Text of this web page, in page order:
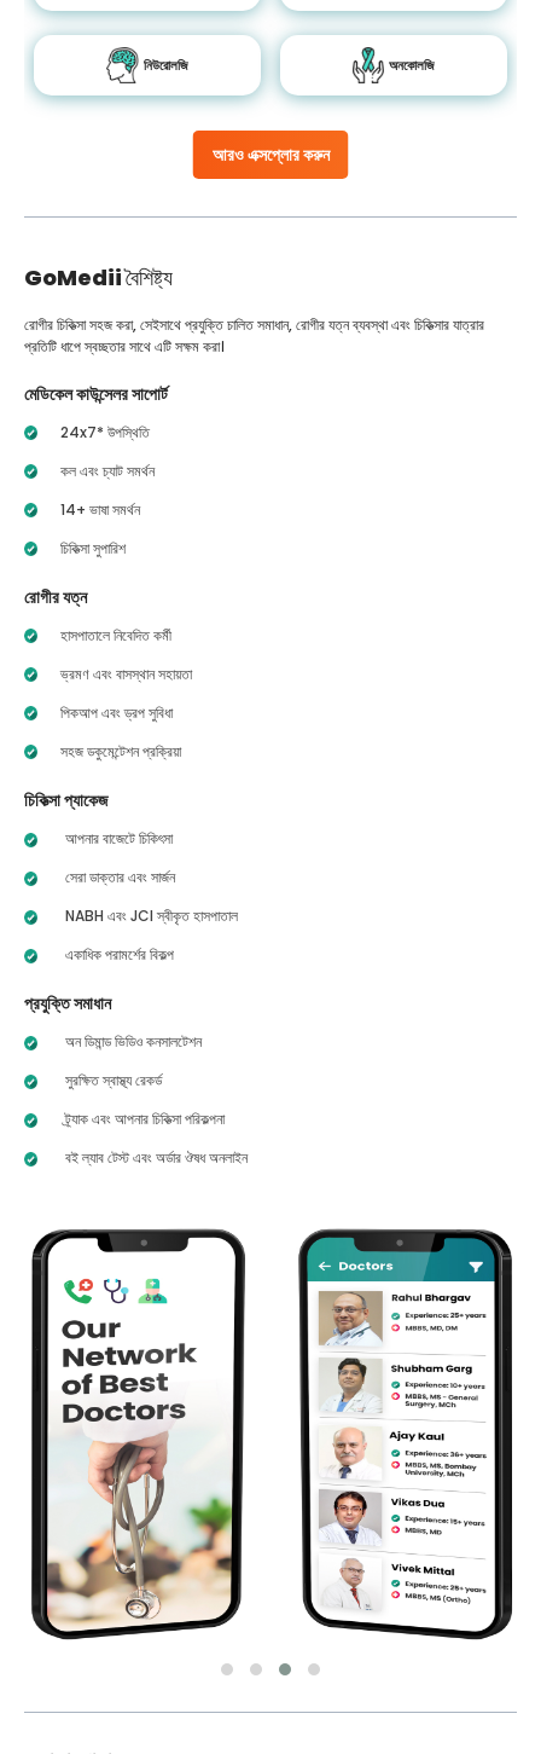
আরও এক্সপ্লোর করুন
নিউরোলজি অনকোলজি
GoMediiবৈশিষ্ট্য
রোগীর চিকিত্সা সহজ করা, সেইসাথে প্রযুক্তি চালিত সমাধান, রোগীর যত্ন ব্যবস্থা এবং চিকিত্সার যাত্রার
প্রতিটি ধাপে স্বচ্ছতার সাথে এটি সক্ষম করা।
মেডিকেল কাউন্সেলর সাপোর্ট
24x7* উপস্থিতি
কল এবং চ্যাট সমর্থন
14+ ভাষা সমর্থন
চিকিত্সা সুপারিশ
রোগীর যত্ন
হাসপাতালে নিবেদিত কর্মী
ভ্রমণ এবং বাসস্থান সহায়তা
পিকআপ এবং ড্রপ সুবিধা
সহজ ডকুমেন্টেশন প্রক্রিয়া
চিকিত্সা প্যাকেজ
আপনার বাজেটে চিকিৎসা
সেরা ডাক্তার এবং সার্জন
NABH এবং JCI স্বীকৃত হাসপাতাল
একাধিক পরামর্শের বিকল্প
প্রযুক্তি সমাধান
অন ডিমান্ড ভিডিও কনসালটেশন
সুরক্ষিত স্বাস্থ্য রেকর্ড
ট্র্যাক এবং আপনার চিকিত্সা পরিকল্পনা
বই ল্যাব টেস্ট এবং অর্ডার ঔষধ অনলাইন